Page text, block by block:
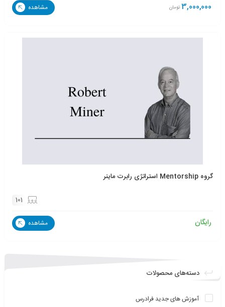
3,000,000 تومان مشاهده
گروه Mentorship استراتژی رابرت ماینر
101
رایگان مشاهده
دسته‌های محصولات
آموزش های جدید فرادرس